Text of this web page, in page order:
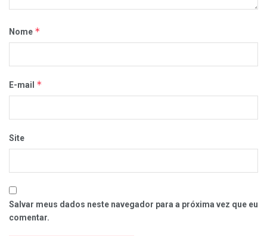
Nome *
E-mail *
Site
Salvar meus dados neste navegador para a próxima vez que eu
comentar.